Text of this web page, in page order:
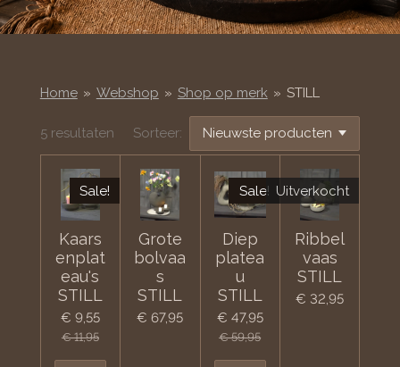
Home » Webshop » Shop op merk » STILL
5 resultaten Sorteer:
Sale!
Kaars
enplat
eau's
STILL
€ 9,55
€ 11,95
Grote
bolvaa
s
STILL
€ 67,95
Sale!
Diep
platea
u
STILL
€ 47,95
€ 59,95
Uitverkocht
Ribbel
vaas
STILL
€ 32,95